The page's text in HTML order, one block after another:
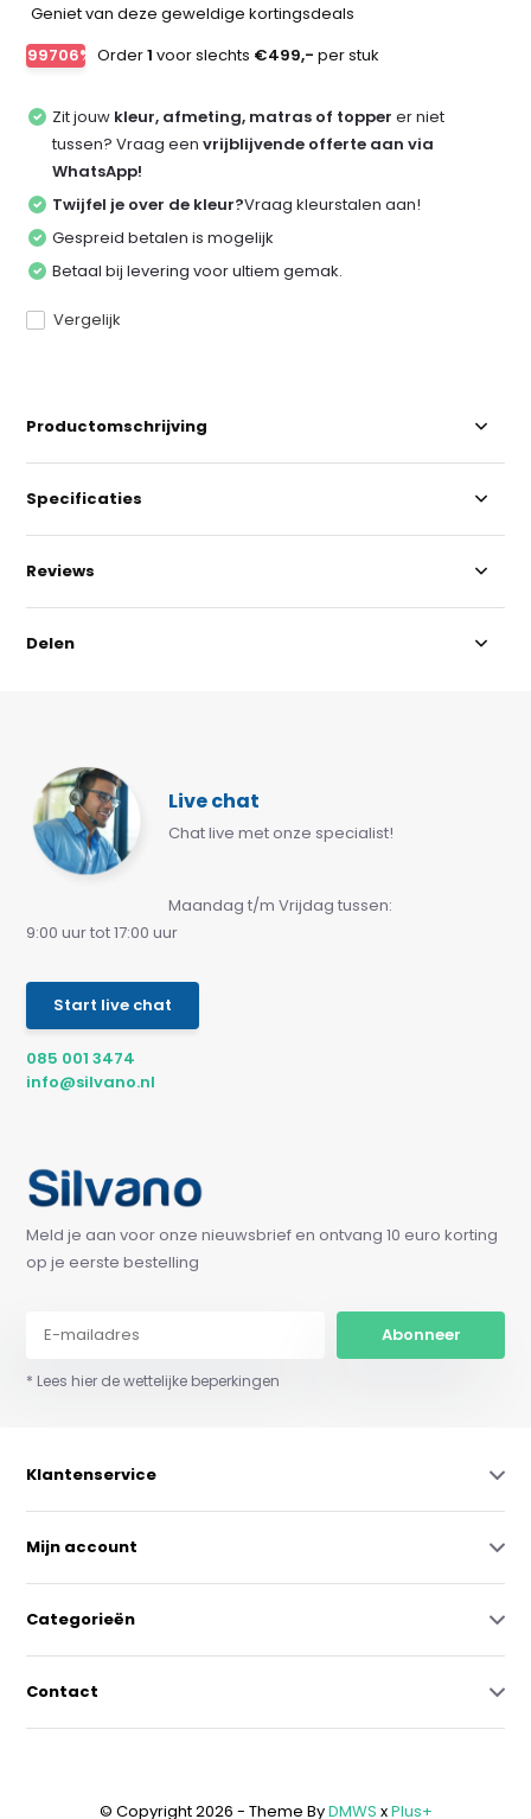
Geniet van deze geweldige kortingsdeals
-99706% Order1 voor slechts €499,- per stuk
Zit jouw kleur, afmeting, matras of topper er niet
tussen? Vraag eenvrijblijvende offerte aan via
WhatsApp!
Twijfel je over de kleur?Vraag kleurstalen aan!
Gespreid betalen is mogelijk
Betaal bij levering voor ultiem gemak.
Vergelijk
Productomschrijving
Specificaties
Reviews
Delen
Live chat
Chat live met onze specialist!
Maandag t/m Vrijdag tussen:
9:00 uur tot 17:00 uur
Start live chat
085 001 3474
info@silvano.nl
Meld je aan voor onze nieuwsbrief en ontvang 10 euro korting
op je eerste bestelling
Abonneer
* Lees hier de wettelijke beperkingen
Klantenservice
Mijn account
Categorieën
Contact
© Copyright 2026 - Theme ByDMWS xPlus+